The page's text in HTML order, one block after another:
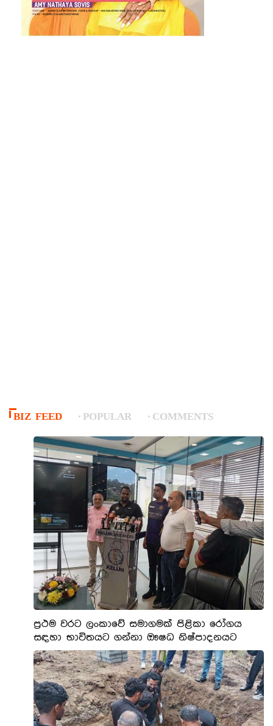
BIZ FEED POPULAR COMMENTS
ප්‍රථම වරට ලංකාවේ සමාගමක් පිළිකා රෝගය
සඳහා භාවිතයට ගන්නා ඖෂධ නිෂ්පාදනයට